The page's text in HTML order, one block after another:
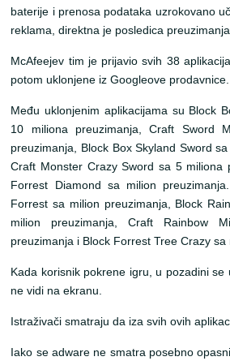
baterije i prenosa podataka uzrokovano
reklama, direktna je posledica
McAfeejev tim je prijavio svih 38
potom uklonjene iz Googleove prodavnice.
Među uklonjenim aplikacijama su Block
10 miliona preuzimanja, Craft Sword
preuzimanja, Block Box Skyland Sword
Craft Monster Crazy Sword sa 5 miliona
Forrest Diamond sa milion
Forrest sa milion preuzimanja, Block
milion preuzimanja, Craft Rainbow
preuzimanja i Block Forrest Tree Crazy
Kada korisnik pokrene igru, u pozadini se
ne vidi na ekranu.
Istraživači smatraju da iza svih ovih
Iako se adware ne smatra posebno